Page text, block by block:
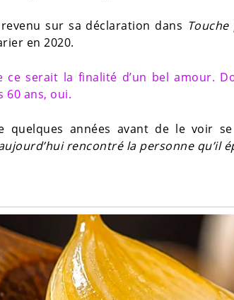
sur sa déclaration dans
en 2020.
ce serait la finalité d’un bel amour.
60 ans, oui.
quelques années avant de le voir
rencontré la personne qu’il